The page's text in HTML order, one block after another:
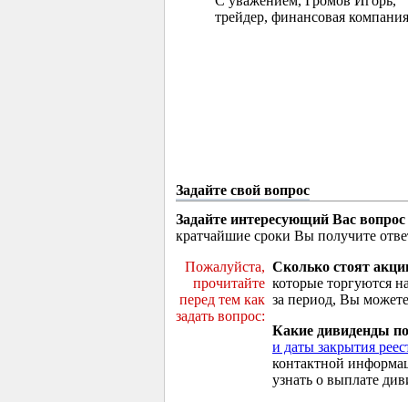
трейдер, финансовая
Задайте свой вопрос
Задайте интересующий Вас вопрос
кратчайшие сроки Вы получите
Пожалуйста,
прочитайте
перед тем как
задать вопрос:
Сколько стоят
которые торгуются
за период, Вы
Какие дивиденды
и даты закрытия
контактной
узнать о выплате